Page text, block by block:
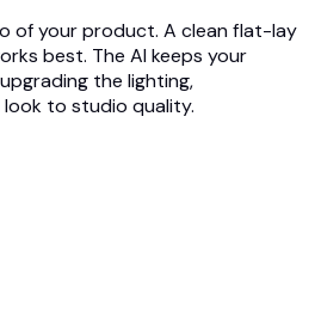
of your product. A clean flat-lay
best. The AI keeps your
the lighting,
to studio quality.